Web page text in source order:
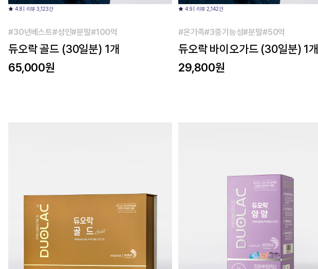
4.8 | 리뷰 3,123건
#30년베스트#성인#분말#100억
듀오락 골드 (30일분) 1개
65,000원
4.9 | 리뷰 2,142건
#온가족#3중기능성#분말#50억
듀오락 바이오가드 (30일분) 1개
29,800원